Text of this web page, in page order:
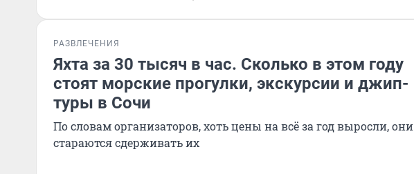
РАЗВЛЕЧЕНИЯ
Яхта за 30 тысяч в час. Сколько в этом году
стоят морские прогулки, экскурсии и джип-
туры в Сочи
По словам организаторов, хоть цены на всё за год выросли, они
стараются сдерживать их